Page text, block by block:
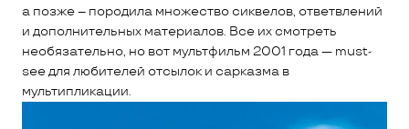
а позже – породила множество сиквелов, ответвлений
и дополнительных материалов. Все их смотреть
необязательно, но вот мультфильм 2001 года — must-
see для любителей отсылок и сарказма в
мультипликации.